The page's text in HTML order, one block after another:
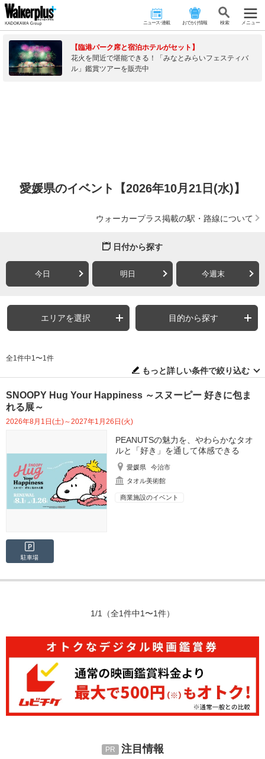
ニュース･連載 おでかけ情報 検 索 メニュー
【臨港パーク席と宿泊ホテルがセット】
花火を間近で堪能できる！「みなとみらいフェスティバ
ル」鑑賞ツアーを販売中
愛媛県のイベント【2026年10月21日(水)】
ウォーカープラス掲載の駅・路線について
日付から探す
今日 明日 今週末
エリアを選択 目的から探す
全1件中1〜1件
もっと詳しい条件で絞り込む
SNOOPY Hug Your Happiness ～スヌーピー 好きに包ま
れる展～
2026年8月1日(土)～2027年1月26日(火)
PEANUTSの魅力を、やわらかなタオ
ルと「好き」を通して体感できる
愛媛県
今治市
タオル美術館
商業施設のイベント
駐車場
1/1 （全1件中1〜1件）
注目情報